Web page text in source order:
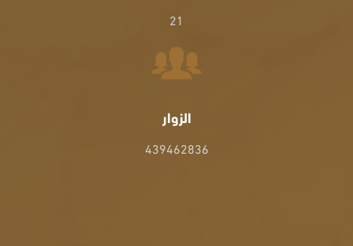
21
الزوار
439462836